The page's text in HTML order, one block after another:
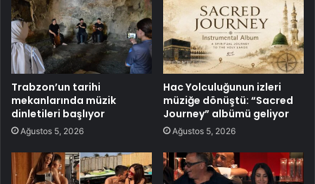
Trabzon’un tarihi
mekanlarında müzik
dinletileri başlıyor
Ağustos 5, 2026
Hac Yolculuğunun izleri
müziğe dönüştü: “Sacred
Journey” albümü geliyor
Ağustos 5, 2026